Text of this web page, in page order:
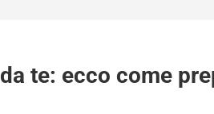
te: ecco come